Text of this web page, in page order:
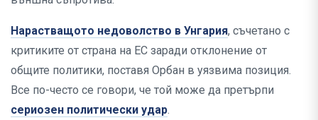
Нарастващото недоволство в Унгария, съчетано с
критиките от страна на ЕС заради отклонение от
общите политики, поставя Орбан в уязвима позиция.
Все по-често се говори, че той може да претърпи
сериозен политически удар.